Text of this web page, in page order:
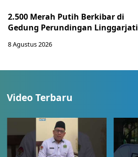
2.500 Merah Putih Berkibar di
Gedung Perundingan Linggarjati
8 Agustus 2026
Video Terbaru